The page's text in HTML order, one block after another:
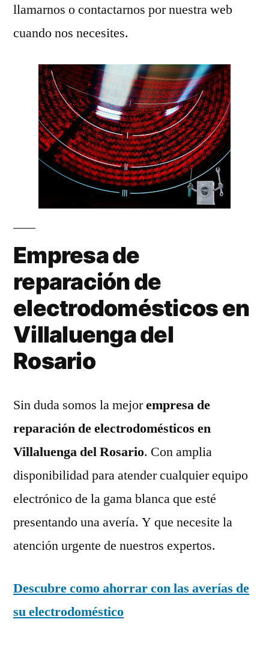
llamarnos o contactarnos por nuestra web
cuando nos necesites.
Empresa de
reparación de
electrodomésticos en
Villaluenga del
Rosario
Sin duda somos la mejorempresa de
reparación de electrodomésticos en
Villaluenga del Rosario. Con amplia
disponibilidad para atender cualquier equipo
electrónico de la gama blanca que esté
presentando una avería. Y que necesite la
atención urgente de nuestros expertos.
Descubre como ahorrar con las averías de
su electrodoméstico